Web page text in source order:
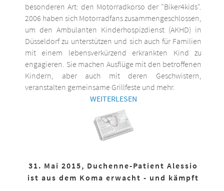
besonderen Art: den Motorradkorso der "Biker4kids".
2006 haben sich Motorradfans zusammengeschlossen,
um den Ambulanten Kinderhospizdienst (AKHD) in
Düsseldorf zu unterstützen und sich auch für Familien
mit einem lebensverkürzend erkrankten Kind zu
engagieren. Sie machen Ausflüge mit den betroffenen
Kindern, aber auch mit deren Geschwistern,
veranstalten gemeinsame Grillfeste und mehr.
WEITERLESEN
31. Mai 2015, Duchenne-Patient Alessio
ist aus dem Koma erwacht - und kämpft